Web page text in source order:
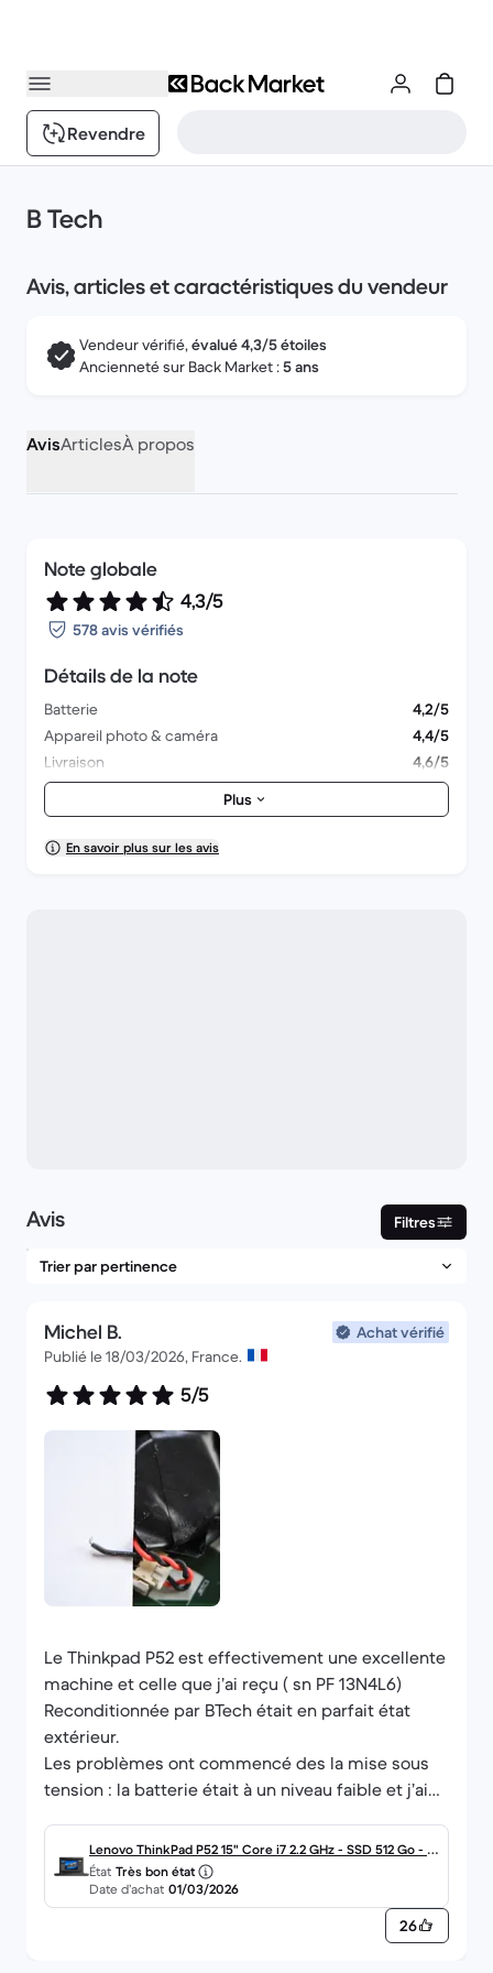
Revendre
B Tech
Avis, articles et caractéristiques du vendeur
Vendeur vérifié,évalué 4,3/5 étoiles
Ancienneté sur Back Market :5 ans
AvisArticlesÀ propos
Note globale
4,3/5
578 avis vérifiés
Détails de la note
Batterie
4,2/5
Appareil photo & caméra
4,4/5
Livraison
4,6/5
Accessoires
4,2/5
Emballage
4,6/5
Performances globales
Plus
En savoir plus sur les avis
Avis Filtres
Michel B.
Achat vérifié
Publié le 18/03/2026, France.
5/5
Le Thinkpad P52 est effectivement une excellente
machine et celle que j’ai reçu ( sn PF 13N4L6)
Reconditionnée par BTech était en parfait état
extérieur.
Les problèmes ont commencé des la mise sous
tension : la batterie était à un niveau faible et j’ai
fournis. Le chargement ne se faisant pas
correctement (de nombreuses coupures
intermittentes), j’ai résolu d’extraire la batterie
pour un éventuel problème de contact du au
transport. En re-démarrant la machine, je me suis
Lenovo ThinkPad P52 15" Core i7 2.2 GHz - SSD 512 Go - 16
Go AZERTY - Français
État Très bon état
Date d’achat 01/03/2026
26